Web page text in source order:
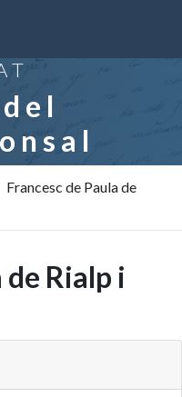
Francesc de Paula de
de Rialp i